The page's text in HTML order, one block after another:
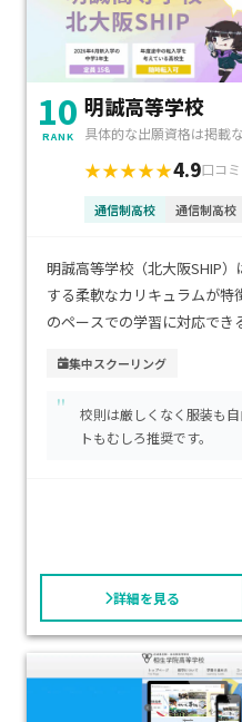
10
RANK
明誠高等学校
具体的な出願資格は掲載
★★★★★4.9口コ
通信制高校 通信制高校
明誠高等学校（北大阪SHIP
する柔軟なカリキュラムが
のペースでの学習に対応でき
学費は比較的抑えられてお
的に学習できる点も安心で
を切りたい生徒や、落ち着
集中スクーリング
"
校則は厳しくなく服装も
トもむしろ推奨です。
詳細を見る